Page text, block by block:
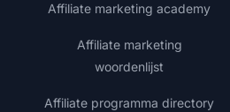
Affiliate marketing academy
Affiliate marketing
woordenlijst
Affiliate programma directory